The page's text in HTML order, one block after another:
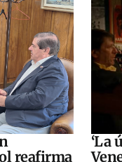
reafirma
‘La